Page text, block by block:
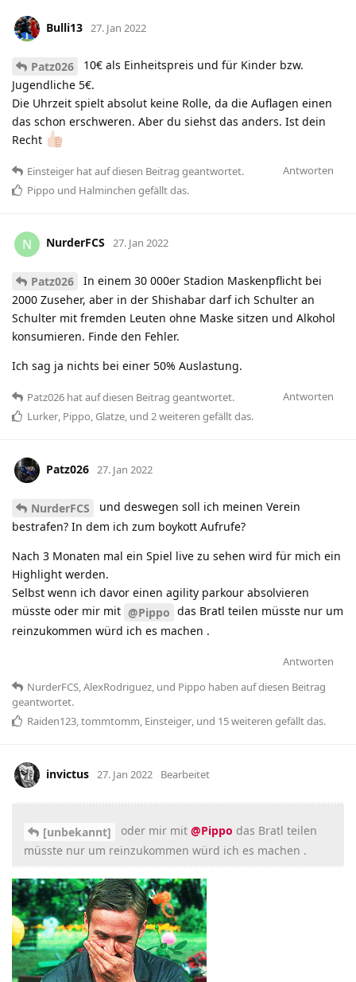
Bulli13 27. Jan 2022
Patz026
10€ als Einheitspreis und für Kinder bzw.
Jugendliche 5€.
Die Uhrzeit spielt absolut keine Rolle, da die Auflagen einen
das schon erschweren. Aber du siehst das anders. Ist dein
Recht
Antworten
Einsteiger hatauf diesen Beitrag geantwortet.
Pippo und Halminchen gefällt das.
N NurderFCS 27. Jan 2022
Patz026
In einem 30 000er Stadion Maskenpflicht bei
2000 Zuseher, aber in der Shishabar darf ich Schulter an
Schulter mit fremden Leuten ohne Maske sitzen und Alkohol
konsumieren. Finde den Fehler.
Ich sag ja nichts bei einer 50% Auslastung.
Antworten
Patz026 hatauf diesen Beitrag geantwortet.
Lurker, Pippo, Glatze, und 2weiteren gefällt das.
Patz026 27. Jan 2022
NurderFCS
und deswegen soll ich meinen Verein
bestrafen? In dem ich zum boykott Aufrufe?
Nach 3 Monaten mal ein Spiel live zu sehen wird für mich ein
Highlight werden.
Selbst wenn ich davor einen agility parkour absolvieren
müsste oder mir mit @Pippo das Bratl teilen müsste nur um
reinzukommen würd ich es machen .
Antworten
NurderFCS,AlexRodriguez, und Pippo haben auf diesen Beitrag
geantwortet.
Raiden123,tommtomm, Einsteiger, und 15weiteren gefällt das.
invictus 27. Jan 2022 Bearbeitet
[unbekannt] oder mir mit @Pippo das Bratl teilen
müsste nur um reinzukommen würd ich es machen .